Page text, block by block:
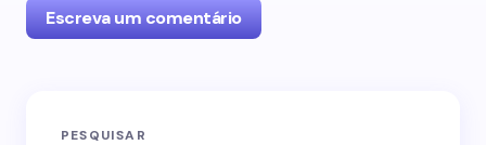
Escreva um comentário
O seu endereço de e-mail não será publicado.
PESQUISAR